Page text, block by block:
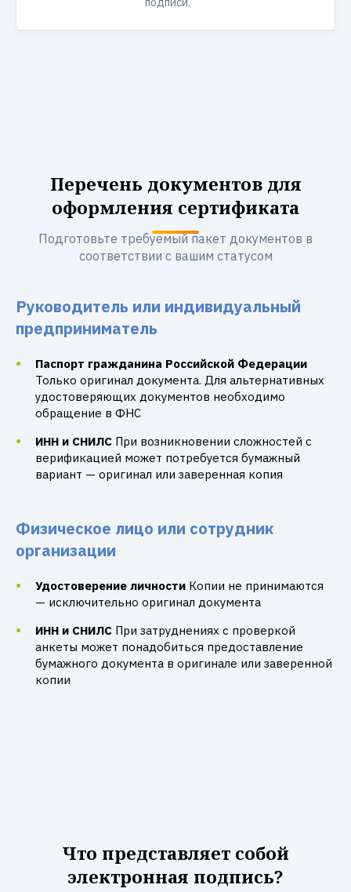
Перечень документов для
оформления сертификата
Подготовьте требуемый пакет документов в
соответствии с вашим статусом
Руководитель или индивидуальный
предприниматель
Паспорт гражданина Российской Федерации
Только оригинал документа. Для альтернативных
удостоверяющих документов необходимо
обращение в ФНС
ИНН и СНИЛС При возникновении сложностей с
верификацией может потребуется бумажный
вариант — оригинал или заверенная копия
Физическое лицо или сотрудник
организации
Удостоверение личности Копии не принимаются
— исключительно оригинал документа
ИНН и СНИЛС При затруднениях с проверкой
анкеты может понадобиться предоставление
бумажного документа в оригинале или заверенной
копии
Что представляет собой
электронная подпись?